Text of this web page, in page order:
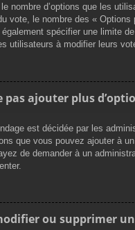
nombre d’options que les
vote, le nombre des « Options
spécifier une limite
utilisateurs à modifier leurs
pas ajouter plus
est décidée par les
que vous pouvez ajouter à
de demander à un
ou supprimer un